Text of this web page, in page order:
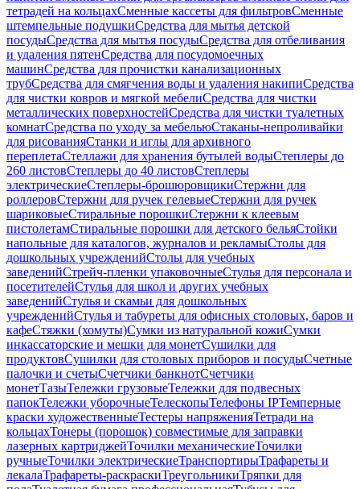
тетрадей на кольцахСменные кассеты для фильтровСменные
штемпельные подушкиСредства для мытья детской
посудыСредства для мытья посудыСредства для отбеливания
и удаления пятенСредства для посудомоечных
машинСредства для прочистки канализационных
трубСредства для смягчения воды и удаления накипиСредства
для чистки ковров и мягкой мебелиСредства для чистки
металлических поверхностейСредства для чистки туалетных
комнатСредства по уходу за мебельюСтаканы-непроливайки
для рисованияСтанки и иглы для архивного
переплетаСтеллажи для хранения бутылей водыСтеплеры до
260 листовСтеплеры до 40 листовСтеплеры
электрическиеСтеплеры-брошюровщикиСтержни для
роллеровСтержни для ручек гелевыеСтержни для ручек
шариковыеСтиральные порошкиСтержни к клеевым
пистолетамСтиральные порошки для детского бельяСтойки
напольные для каталогов, журналов и рекламыСтолы для
дошкольных учрежденийСтолы для учебных
заведенийСтрейч-пленки упаковочныеСтулья для персонала и
посетителейСтулья для школ и других учебных
заведенийСтулья и скамьи для дошкольных
учрежденийСтулья и табуреты для офисных столовых, баров и
кафеСтяжки (хомуты)Сумки из натуральной кожиСумки
инкассаторские и мешки для монетСушилки для
продуктовСушилки для столовых приборов и посудыСчетные
палочки и счетыСчетчики банкнотСчетчики
монетТазыТележки грузовыеТележки для подвесных
папокТележки уборочныеТелескопыТелефоны IPТемперные
краски художественныеТестеры напряженияТетради на
кольцахТонеры (порошок) совместимые для заправки
лазерных картриджейТочилки механическиеТочилки
ручныеТочилки электрическиеТранспортирыТрафареты и
лекалаТрафареты-раскраскиТреугольникиТряпки для